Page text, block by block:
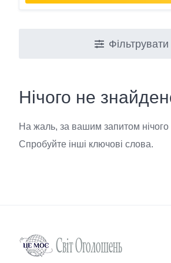
Фільтрувати
Нічого не
На жаль, за вашим запитом нічого
Спробуйте інші ключові слова.